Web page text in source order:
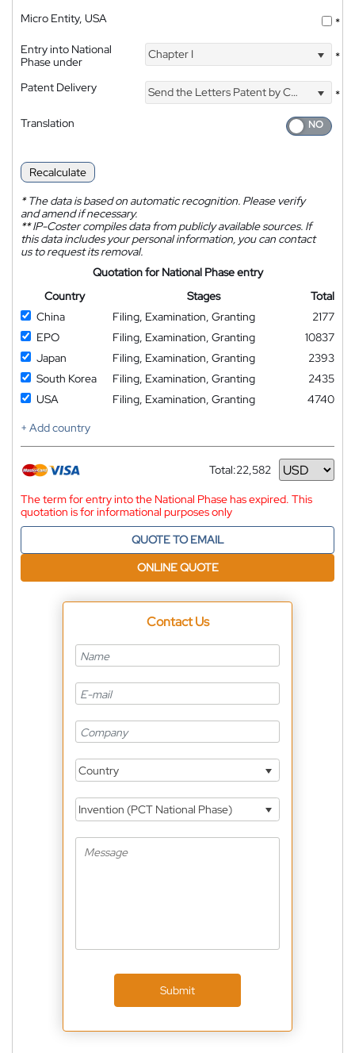
Micro Entity, USA
*
Entry into National
Phase under
Chapter I *
Patent Delivery Send the Letters Patent by Courier
*
Translation
Recalculate
*The data is based on automatic recognition. Please verify
and amend if necessary.
**IP-Coster compiles data from publicly available sources. If
this data includes your personal information, you can contact
us to request its removal.
Quotation for National Phase entry
Country
Stages
Total
China
Filing, Examination, Granting
2177
EPO
Filing, Examination, Granting
10837
Japan
Filing, Examination, Granting
2393
South Korea
Filing, Examination, Granting
2435
USA
Filing, Examination, Granting
4740
+ Add country
Total:22,582
Currency
The term for entry into the National Phase has expired. This
quotation is for informational purposes only
QUOTE TO EMAIL
ONLINE QUOTE
Contact Us
Country
Invention (PCT National Phase)
Submit